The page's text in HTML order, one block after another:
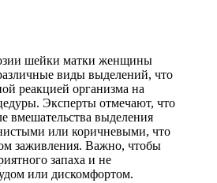
шейки матки женщины
виды выделений, что
реакцией организма на
Эксперты отмечают, что
вмешательства выделения
или коричневыми, что
заживления. Важно, чтобы
запаха и не
или дискомфортом.